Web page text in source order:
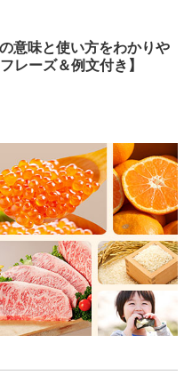
意味と使い方をわかりや
レーズ＆例文付き】